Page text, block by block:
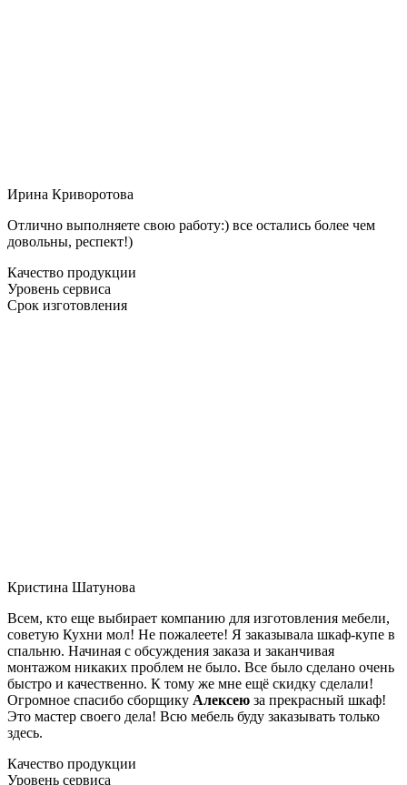
Ирина Криворотова
Отлично выполняете свою работу:) все остались более чем
довольны, респект!)
Качество продукции
Уровень сервиса
Срок изготовления
Кристина Шатунова
Всем, кто еще выбирает компанию для изготовления мебели,
советую Кухни мол! Не пожалеете! Я заказывала шкаф-купе в
спальню. Начиная с обсуждения заказа и заканчивая
монтажом никаких проблем не было. Все было сделано очень
быстро и качественно. К тому же мне ещё скидку сделали!
Огромное спасибо сборщику Алексею за прекрасный шкаф!
Это мастер своего дела! Всю мебель буду заказывать только
здесь.
Качество продукции
Уровень сервиса